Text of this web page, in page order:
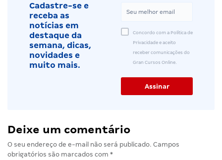
Cadastre-se e
receba as
notícias em
destaque da
semana, dicas,
novidades e
muito mais.
Concordo com a Política de
Privacidade e aceito
receber comunicações do
Gran Cursos Online.
Deixe um comentário
O seu endereço de e-mail não será publicado. Campos
obrigatórios são marcados com *